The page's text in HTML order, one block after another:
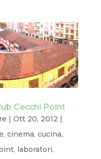
Cecchi Point
| Ott 20, 2012 |
, cinema, cucina,
, laboratori,